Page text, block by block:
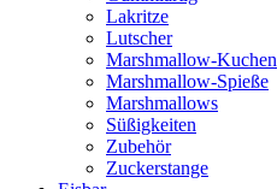
Lakritze
Lutscher
Marshmallow-Kuchen
Marshmallow-Spieße
Marshmallows
Süßigkeiten
Zubehör
Zuckerstange